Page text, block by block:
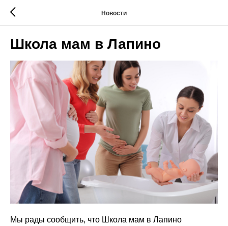
Новости
Школа мам в Лапино
Мы рады сообщить, что Школа мам в Лапино